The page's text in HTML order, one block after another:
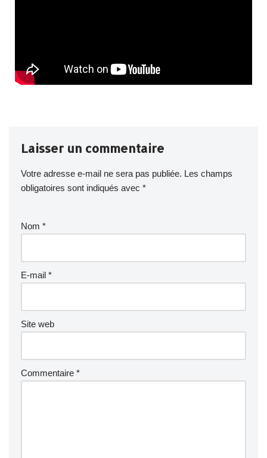
Laisser un commentaire
Votre adresse e-mail ne sera pas publiée. Les champs
obligatoires sont indiqués avec *
Nom *
E-mail *
Site web
Commentaire *